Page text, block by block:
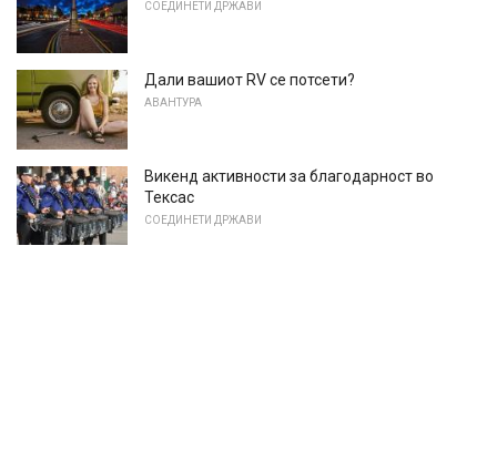
СОЕДИНЕТИ ДРЖАВИ
Дали вашиот RV се потсети?
АВАНТУРА
Викенд активности за благодарност во
Тексас
СОЕДИНЕТИ ДРЖАВИ